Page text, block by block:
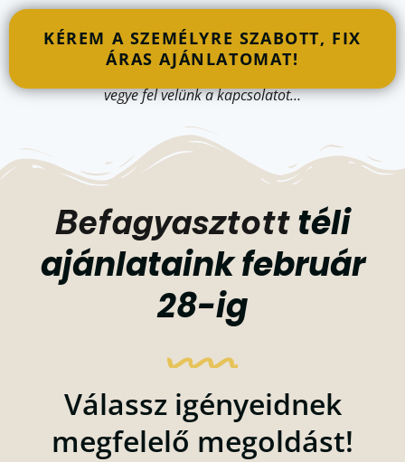
KÉREM A SZEMÉLYRE SZABOTT, FIX
ÁRAS AJÁNLATOMAT!
vegye fel velünk a kapcsolatot…
Befagyasztott téli
ajánlataink február
28-ig
Válassz igényeidnek
megfelelő megoldást!